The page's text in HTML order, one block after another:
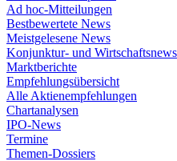
Ad hoc-Mitteilungen
Bestbewertete News
Meistgelesene News
Konjunktur- und Wirtschaftsnews
Marktberichte
Empfehlungsübersicht
Alle Aktienempfehlungen
Chartanalysen
IPO-News
Termine
Themen-Dossiers